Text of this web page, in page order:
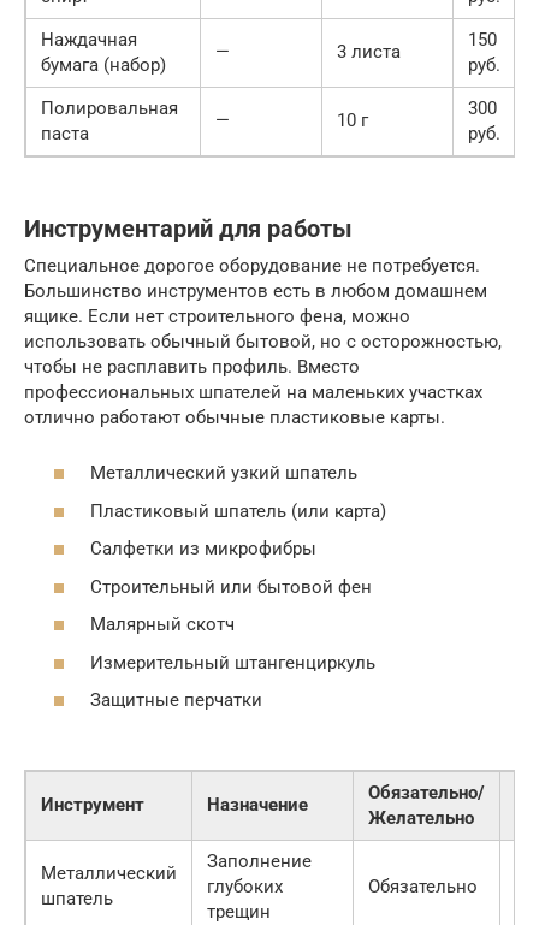
Наждачная
бумага (набор)
— 3 листа
150
руб.
Полировальная
паста
— 10 г
300
руб.
Инструментарий для работы
Специальное дорогое оборудование не потребуется.
Большинство инструментов есть в любом домашнем
ящике. Если нет строительного фена, можно
использовать обычный бытовой, но с осторожностью,
чтобы не расплавить профиль. Вместо
профессиональных шпателей на маленьких участках
отлично работают обычные пластиковые карты.
Металлический узкий шпатель
Пластиковый шпатель (или карта)
Салфетки из микрофибры
Строительный или бытовой фен
Малярный скотч
Измерительный штангенциркуль
Защитные перчатки
Инструмент Назначение
Обязательно/
Желательно
Металлический
шпатель
Заполнение
глубоких
трещин
Обязательно